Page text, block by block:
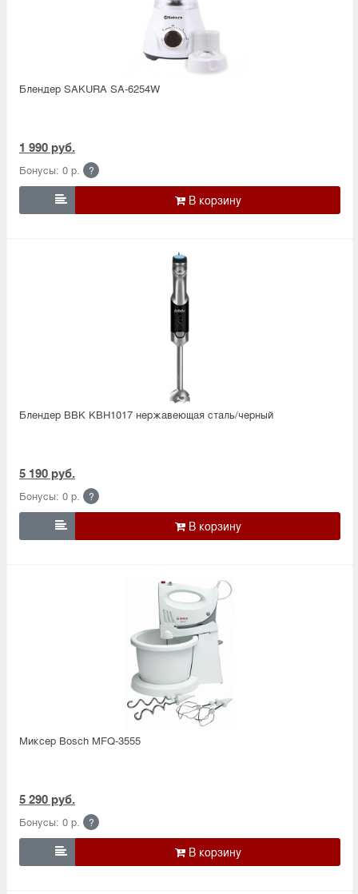
Блендер SAKURA SA-6254W
1 990 руб.
Бонусы: 0 р. ?

Блендер BBK KBH1017 нержавеющая сталь/черный
5 190 руб.
Бонусы: 0 р. ?

Миксер Bosch MFQ-3555
5 290 руб.
Бонусы: 0 р. ?
